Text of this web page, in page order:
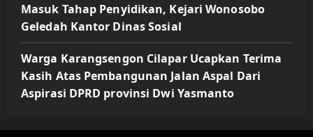
Masuk Tahap Penyidikan, Kejari Wonosobo
Geledah Kantor Dinas Sosial
Warga Karangsengon Cilapar Ucapkan Terima
Kasih Atas Pembangunan Jalan Aspal Dari
Aspirasi DPRD provinsi Dwi Yasmanto